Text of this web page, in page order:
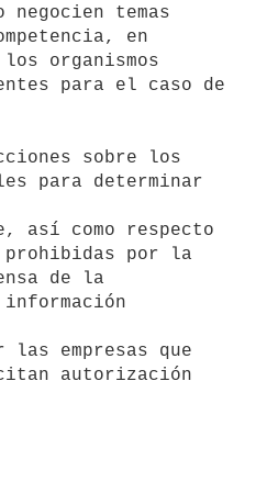
temas
en
organismos
para el caso de
sobre los
para determinar
así como respecto
prohibidas por la
de la
las empresas que
autorización